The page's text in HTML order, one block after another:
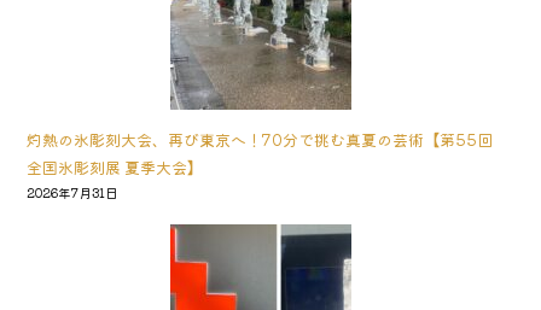
灼熱の氷彫刻大会、再び東京へ！70分で挑む真夏の芸術【第55回
全国氷彫刻展 夏季大会】
2026年7月31日